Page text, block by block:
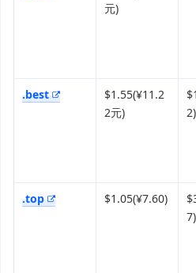
元)
.best
$1.55(¥11.2
2元)
2)
.top $1.05(¥7.60)
7)